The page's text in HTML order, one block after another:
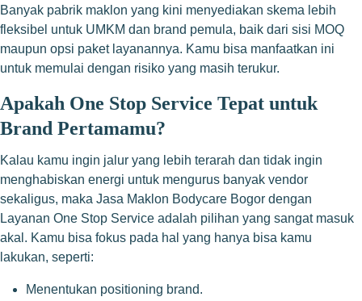
Banyak pabrik maklon yang kini menyediakan skema lebih
fleksibel untuk UMKM dan brand pemula, baik dari sisi MOQ
maupun opsi paket layanannya. Kamu bisa manfaatkan ini
untuk memulai dengan risiko yang masih terukur.
Apakah One Stop Service Tepat untuk
Brand Pertamamu?
Kalau kamu ingin jalur yang lebih terarah dan tidak ingin
menghabiskan energi untuk mengurus banyak vendor
sekaligus, maka Jasa Maklon Bodycare Bogor dengan
Layanan One Stop Service adalah pilihan yang sangat masuk
akal. Kamu bisa fokus pada hal yang hanya bisa kamu
lakukan, seperti:
Menentukan positioning brand.